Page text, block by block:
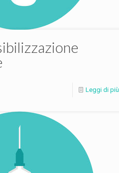
Leggi di più